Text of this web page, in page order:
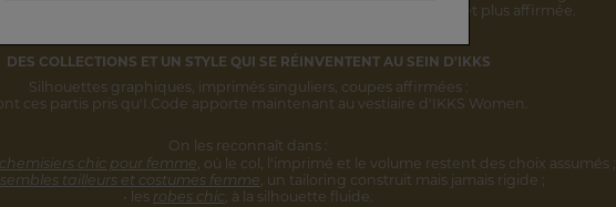
s'inscrivent désormais
et plus affirmée.
DES COLLECTIONS ET UN STYLE QUI SE RÉINVENTENT AU SEIN D'IKKS
Silhouettes graphiques, imprimés singuliers, coupes affirmées :
ces partis pris qu'I.Code apporte maintenant au vestiaire d'IKKS Women.
On les reconnaît dans :
chic pour femme, où le col, l'imprimé et le volume restent des choix assumés ;
tailleurs et costumes femme, un tailoring construit mais jamais rigide ;
• les robes chic, à la silhouette fluide.